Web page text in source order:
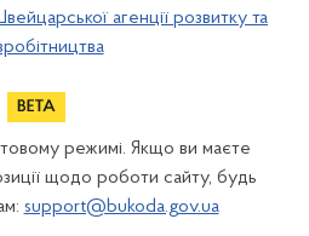
агенції розвитку та
режимі. Якщо ви маєте
щодо роботи сайту, будь
support@bukoda.gov.ua